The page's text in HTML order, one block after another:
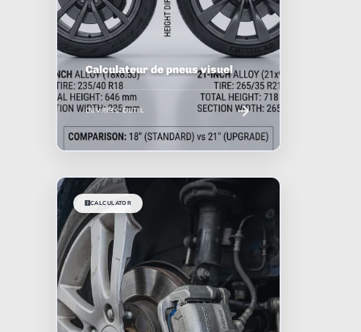
Calculateur de pneus visuel
OUVRIR L'OUTIL
🧮CALCULATOR